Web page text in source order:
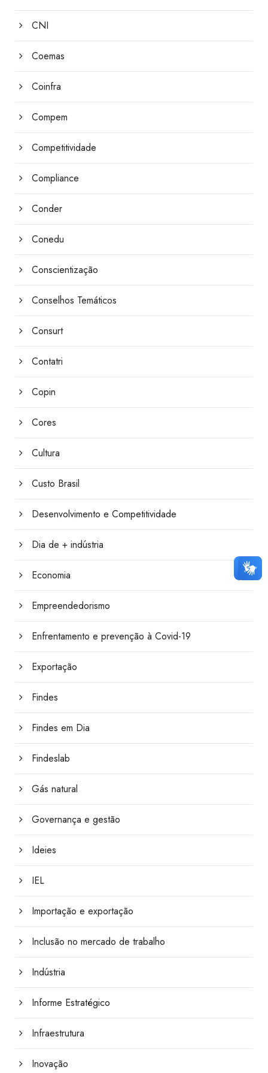
CNI
Coemas
Coinfra
Compem
Competitividade
Compliance
Conder
Conedu
Conscientização
Conselhos Temáticos
Consurt
Contatri
Copin
Cores
Cultura
Custo Brasil
Desenvolvimento e Competitividade
Dia de + indústria
Economia
Empreendedorismo
Enfrentamento e prevenção à Covid-19
Exportação
Findes
Findes em Dia
Findeslab
Gás natural
Governança e gestão
Ideies
IEL
Importação e exportação
Inclusão no mercado de trabalho
Indústria
Informe Estratégico
Infraestrutura
Inovação